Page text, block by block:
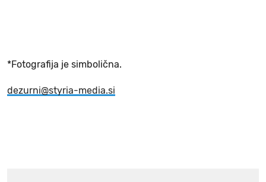
*Fotografija je simbolična.
dezurni@styria-media.si